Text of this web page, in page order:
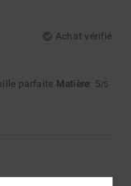
Achat vérifié
parfaite Matière: 5/5